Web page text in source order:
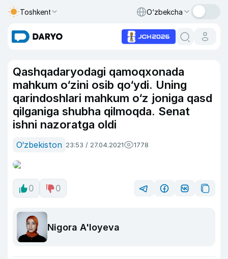
Toshkent O‘zbekcha
Qashqadaryodagi qamoqxonada
mahkum o‘zini osib qo‘ydi. Uning
qarindoshlari mahkum o‘z joniga qasd
qilganiga shubha qilmoqda. Senat
ishni nazoratga oldi
O‘zbekiston 23:53 / 27.04.2021 1778
0 0
Nigora A'loyeva